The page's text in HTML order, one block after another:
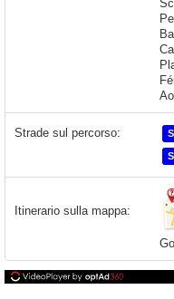
Strade sul percorso:
Itinerario sulla mappa: